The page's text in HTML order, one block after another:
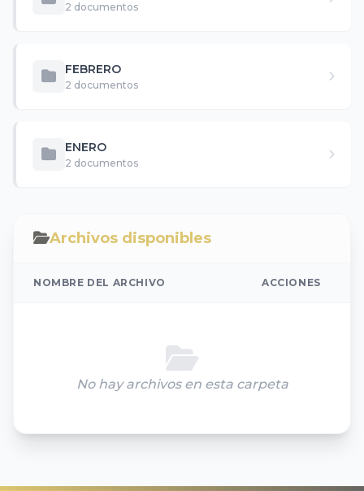
2 documentos
FEBRERO
2 documentos
ENERO
2 documentos
Archivos disponibles
NOMBRE DEL ARCHIVO ACCIONES
No hay archivos en esta carpeta